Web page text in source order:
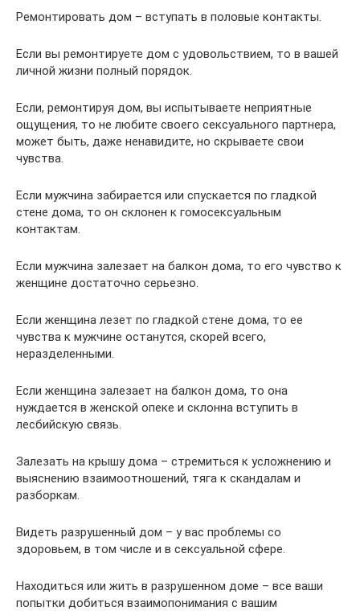
Ремонтировать дом – вступать в половые контакты.
Если вы ремонтируете дом с удовольствием, то в вашей
личной жизни полный порядок.
Если, ремонтируя дом, вы испытываете неприятные
ощущения, то не любите своего сексуального партнера,
может быть, даже ненавидите, но скрываете свои
чувства.
Если мужчина забирается или спускается по гладкой
стене дома, то он склонен к гомосексуальным
контактам.
Если мужчина залезает на балкон дома, то его чувство к
женщине достаточно серьезно.
Если женщина лезет по гладкой стене дома, то ее
чувства к мужчине останутся, скорей всего,
неразделенными.
Если женщина залезает на балкон дома, то она
нуждается в женской опеке и склонна вступить в
лесбийскую связь.
Залезать на крышу дома – стремиться к усложнению и
выяснению взаимоотношений, тяга к скандалам и
разборкам.
Видеть разрушенный дом – у вас проблемы со
здоровьем, в том числе и в сексуальной сфере.
Находиться или жить в разрушенном доме – все ваши
попытки добиться взаимопонимания с вашим